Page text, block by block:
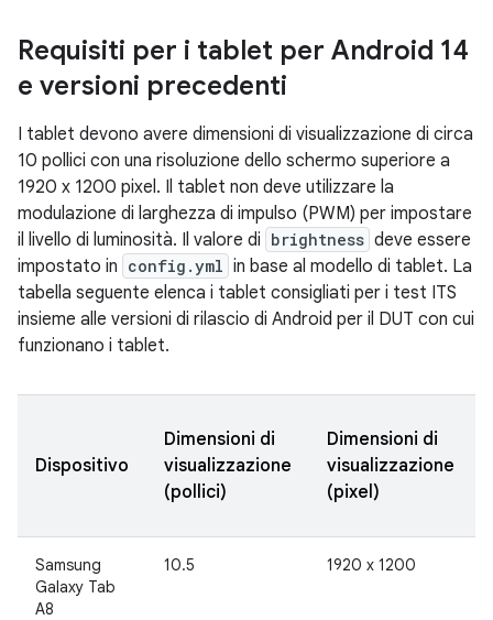
Requisiti per i tablet per Android 14
e versioni precedenti
I tablet devono avere dimensioni di visualizzazione di circa
10 pollici con una risoluzione dello schermo superiore a
1920 x 1200 pixel. Il tablet non deve utilizzare la
modulazione di larghezza di impulso (PWM) per impostare
il livello di luminosità. Il valore di brightness deve essere
impostato in config.yml in base al modello di tablet. La
tabella seguente elenca i tablet consigliati per i test ITS
insieme alle versioni di rilascio di Android per il DUT con cui
funzionano i tablet.
Dispositivo
Dimensioni di
visualizzazione
(pollici)
Dimensioni di
visualizzazione
(pixel)
Samsung
Galaxy Tab
A8
10.5 1920 x 1200